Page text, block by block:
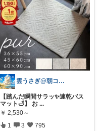
雲うさぎ@朝コレ❤良質便利時短グッズ🐰
【踏んだ瞬間サラッ✨速乾バス
マット🛁】 お ...
￥ 2,530～
1 3 795